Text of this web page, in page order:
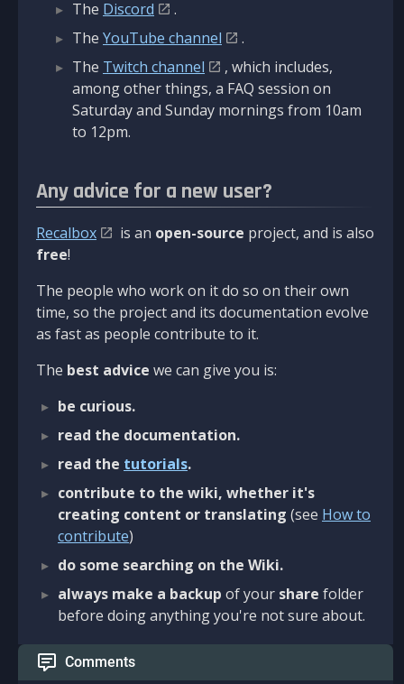
The Discord
.
The YouTube channel
.
The Twitch channel
, which includes,
among other things, a FAQ session on
Saturday and Sunday mornings from 10am
to 12pm.
Any advice for a new user?
Recalbox is an open-source project, and is also
free!
The people who work on it do so on their own
time, so the project and its documentation evolve
as fast as people contribute to it.
The best advice we can give you is:
be curious.
read the documentation.
read the tutorials.
contribute to the wiki, whether it's
creating content or translating (see How to
contribute)
do some searching on the Wiki.
always make a backup of your share folder
before doing anything you're not sure about.
Comments